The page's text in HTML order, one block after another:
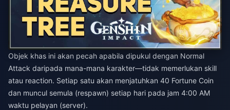
Objek khas ini akan pecah apabila dipukul dengan Normal
Attack daripada mana-mana karakter—tidak memerlukan skill
atau reaction. Setiap satu akan menjatuhkan 40 Fortune Coin
dan muncul semula (respawn) setiap hari pada jam 4:00 AM
waktu pelayan (server).